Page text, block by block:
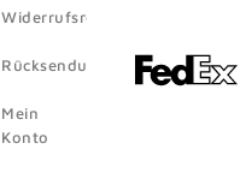
Widerrufsrecht
Rücksendungen
Mein
Konto